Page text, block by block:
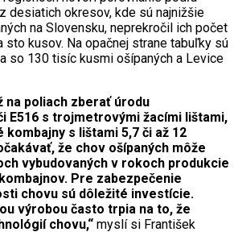
desiatich okresov, kde sú najnižšie
na Slovensku, neprekročil ich počet
sto kusov. Na opačnej strane tabuľky sú
so 130 tisíc kusmi ošípaných a Levice
na poliach zberať úrodu
E516 s trojmetrovými žacími lištami,
kombajny s lištami 5,7 či až 12
že chov ošípaných môže
vybudovaných v rokoch produkcie
Pre zabezpečenie
chovu sú dôležité investície.
výrobou často trpia na to, že
chovu,“ myslí si František